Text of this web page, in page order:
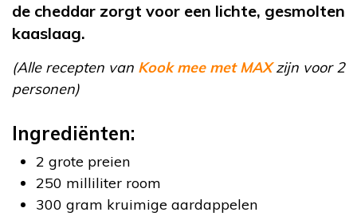
de cheddar zorgt voor een lichte, gesmolten
kaaslaag.
(Alle recepten van Kook mee met MAXzijn voor 2
personen)
Ingrediënten:
2 grote preien
250 milliliter room
300 gram kruimige aardappelen